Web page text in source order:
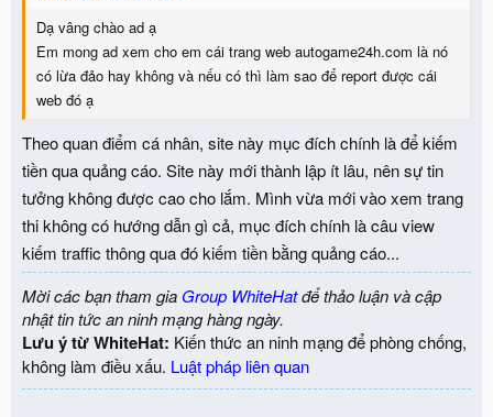
Dạ vâng chào ad ạ
Em mong ad xem cho em cái trang web autogame24h.com là nó
có lừa đảo hay không và nếu có thì làm sao để report được cái
web đó ạ
Theo quan điểm cá nhân, site này mục đích chính là để kiếm
tiền qua quảng cáo. Site này mới thành lập ít lâu, nên sự tin
tưởng không được cao cho lắm. Mình vừa mới vào xem trang
thi không có hướng dẫn gì cả, mục đích chính là câu view
kiếm traffic thông qua đó kiếm tiền bằng quảng cáo...
Mời các bạn tham gia Group WhiteHatđể thảo luận và cập
nhật tin tức an ninh mạng hàng ngày.
Lưu ý từ WhiteHat: Kiến thức an ninh mạng để phòng chống,
không làm điều xấu. Luật pháp liên quan